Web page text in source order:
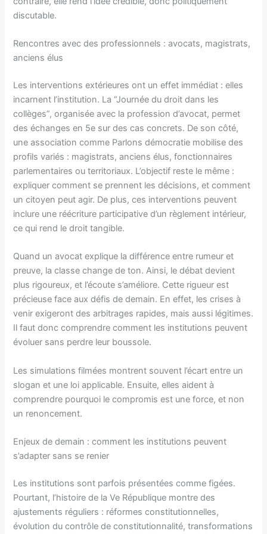
discutable.
Rencontres avec des professionnels : avocats, magistrats,
anciens élus
Les interventions extérieures ont un effet immédiat : elles
incarnent l’institution. La “Journée du droit dans les
collèges”, organisée avec la profession d’avocat, permet
des échanges en 5e sur des cas concrets. De son côté,
une association comme Parlons démocratie mobilise des
profils variés : magistrats, anciens élus, fonctionnaires
parlementaires ou territoriaux. L’objectif reste le même :
expliquer comment se prennent les décisions, et comment
un citoyen peut agir. De plus, ces interventions peuvent
inclure une réécriture participative d’un règlement intérieur,
ce qui rend le droit tangible.
Quand un avocat explique la différence entre rumeur et
preuve, la classe change de ton. Ainsi, le débat devient
plus rigoureux, et l’écoute s’améliore. Cette rigueur est
précieuse face aux défis de demain. En effet, les crises à
venir exigeront des arbitrages rapides, mais aussi légitimes.
Il faut donc comprendre comment les institutions peuvent
évoluer sans perdre leur boussole.
Les simulations filmées montrent souvent l’écart entre un
slogan et une loi applicable. Ensuite, elles aident à
comprendre pourquoi le compromis est une force, et non
un renoncement.
Enjeux de demain : comment les institutions peuvent
s’adapter sans se renier
Les institutions sont parfois présentées comme figées.
Pourtant, l’histoire de la Ve République montre des
ajustements réguliers : réformes constitutionnelles,
évolution du contrôle de constitutionnalité, transformations